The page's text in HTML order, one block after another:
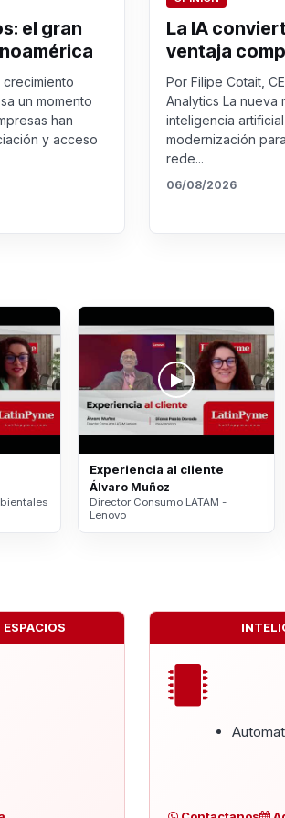
el gran
un momento
han
y acceso
La IA
ventaja
Por Filipe Cotait,
Analytics La nueva
inteligencia
modernización
rede...
06/08/2026
Experiencia al cliente
Álvaro Muñoz
Director Consumo LATAM -
Lenovo